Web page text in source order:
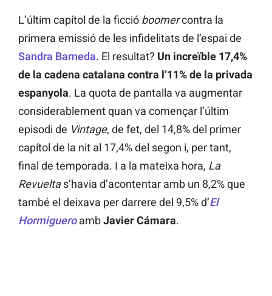
L’últim capítol de la ficció boomercontra la
primera emissió de les infidelitats de l’espai de
Sandra Barneda. El resultat? Un increïble 17,4%
de la cadena catalana contra l’11% de la privada
espanyola. La quota de pantalla va augmentar
considerablement quan va començar l’últim
episodi de Vintage, de fet, del 14,8% del primer
capítol de la nit al 17,4% del segon i, per tant,
final de temporada. I a la mateixa hora, La
Revueltas’havia d’acontentar amb un 8,2% que
també el deixava per darrere del 9,5% d’El
Hormiguero ambJavier Cámara.